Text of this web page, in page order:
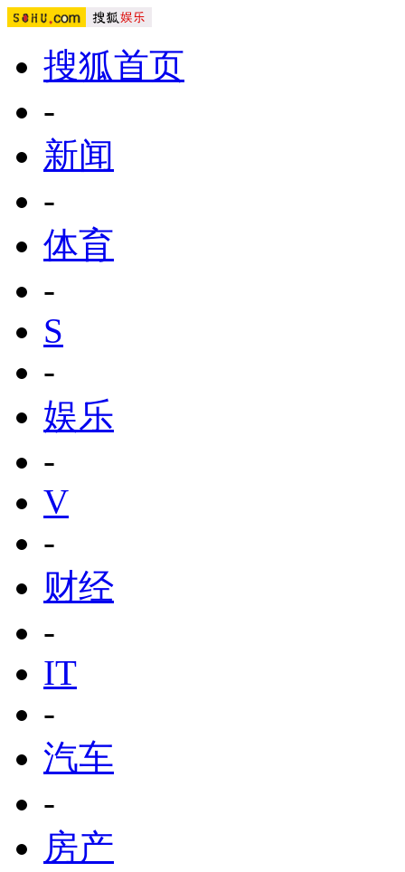
搜狐首页
-
新闻
-
体育
-
S
-
娱乐
-
V
-
财经
-
IT
-
汽车
-
房产